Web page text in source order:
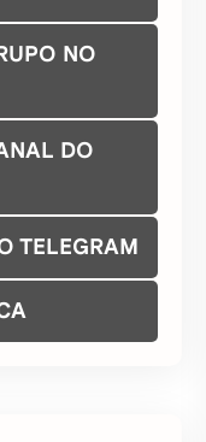
NO
DO
TELEGRAM